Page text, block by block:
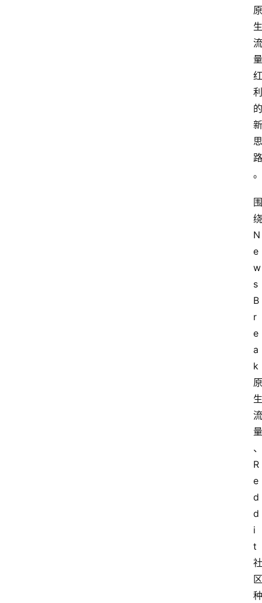
原
生
流
量
红
利
的
新
思
路
。
围
绕
N
e
w
s
B
r
e
a
k
原
生
流
量
、
R
e
d
d
i
t
社
区
种